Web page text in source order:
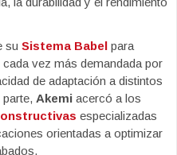
su Sistema Babel para
vez más demandada por
de adaptación a distintos
Akemi acercó a los
especializadas
orientadas a optimizar